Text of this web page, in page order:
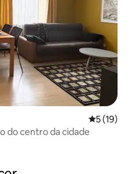
5 de uma
5 (19)
do centro da cidade